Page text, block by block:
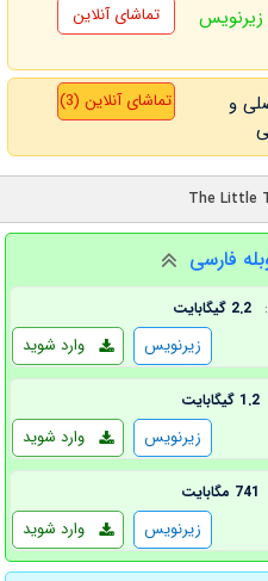
زیرنویس
تماشای آنلاین
تماشای آنلاین (3)
فارسی
2.2 گیگابایت
وارد شوید زیرنویس
1.2 گیگابایت
وارد شوید زیرنویس
741 مگابایت
وارد شوید زیرنویس